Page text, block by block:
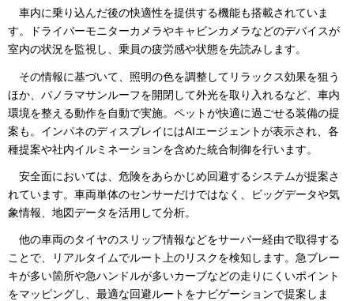
車内に乗り込んだ後の快適性を提供する機能も搭載されていま
す。ドライバーモニターカメラやキャビンカメラなどのデバイスが
室内の状況を監視し、乗員の疲労感や状態を先読みします。
その情報に基づいて、照明の色を調整してリラックス効果を狙う
ほか、パノラマサンルーフを開閉して外光を取り入れるなど、車内
環境を整える動作を自動で実施。ペットが快適に過ごせる装備の提
案も。インパネのディスプレイにはAIエージェントが表示され、各
種提案や社内イルミネーションを含めた統合制御を行います。
安全面においては、危険をあらかじめ回避するシステムが提案さ
れています。車両単体のセンサーだけではなく、ビッグデータや気
象情報、地図データを活用して分析。
他の車両のタイヤのスリップ情報などをサーバー経由で取得する
ことで、リアルタイムでルート上のリスクを検知します。急ブレー
キが多い箇所や急ハンドルが多いカーブなどの走りにくいポイント
をマッピングし、最適な回避ルートをナビゲーションで提案しま